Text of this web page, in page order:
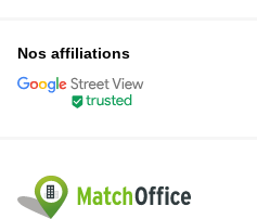
Nos affiliations